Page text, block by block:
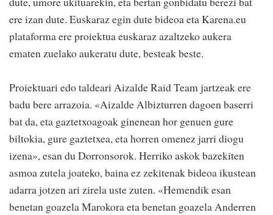
ere izan dute. Euskaraz egin dute bideoa eta Karena.eu
plataforma ere proiektua euskaraz azaltzeko aukera
ematen zuelako aukeratu dute, besteak beste.
Proiektuari edo taldeari Aizalde Raid Team jartzeak ere
badu bere arrazoia. «Aizalde Albizturren dagoen baserri
bat da, eta gaztetxoagoak ginenean hor genuen gure
biltokia, gure gaztetxea, eta horren omenez jarri diogu
izena», esan du Dorronsorok. Herriko askok bazekiten
asmoa zutela joateko, baina ez zekitenak bideoa ikustean
adarra jotzen ari zirela uste zuten. «Hemendik esan
benetan goazela Marokora eta benetan goazela Anderren